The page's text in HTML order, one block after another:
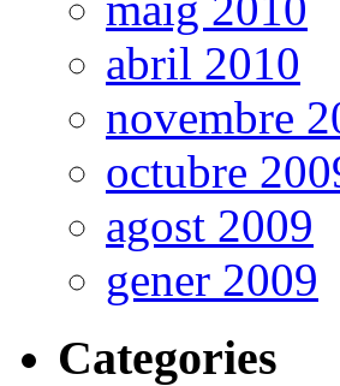
abril 2010
novembre
octubre
agost 2009
gener 2009
Categories